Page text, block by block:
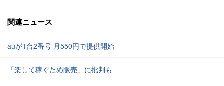
関連ニュース
auが1台2番号 月550円で提供開始
「楽して稼ぐため販売」に批判も